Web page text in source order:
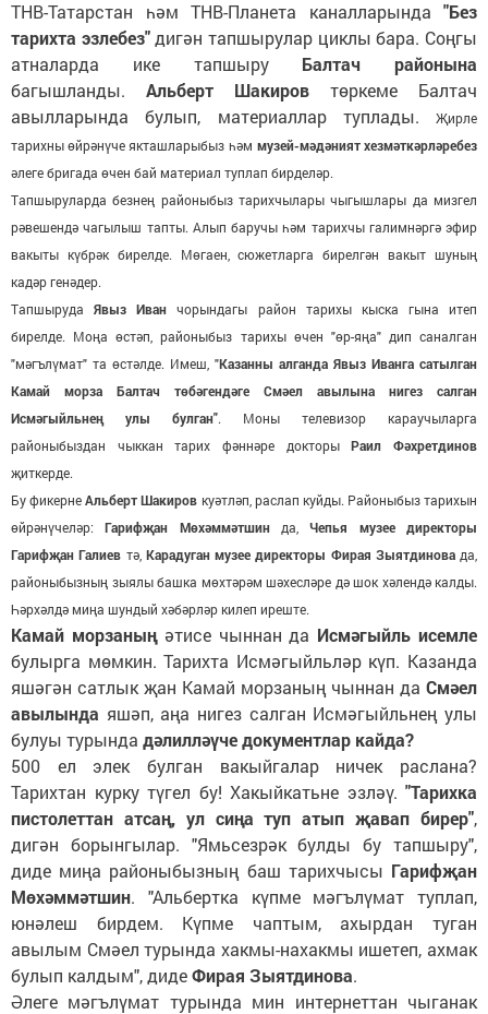
ТНВ-Татарстан һәм ТНВ-Планета каналларында "Без
тарихта эзлебез"дигән тапшырулар циклы бара. Соңгы
атналарда ике тапшыру Балтач районына
багышланды. Альберт Шакиров төркеме Балтач
авылларында булып, материаллар туплады.
Җирле
тарихны өйрәнүче якташларыбыз һәм музей-мәдәният хезмәткәрләребез
әлеге бригада өчен бай материал туплап бирделәр.
Тапшыруларда безнең районыбыз тарихчылары чыгышлары да мизгел
рәвешендә чагылыш тапты. Алып баручы һәм тарихчы галимнәргә эфир
вакыты күбрәк бирелде. Мөгаен, сюжетларга бирелгән вакыт шуның
кадәр генәдер.
ТапшырудаЯвыз Иван чорындагы район тарихы кыска гына итеп
бирелде. Моңа өстәп, районыбыз тарихы өчен "өр-яңа" дип саналган
"мәгълүмат" та өстәлде. Имеш, "Казанны алганда Явыз Иванга сатылган
Камай морза Балтач төбәгендәге Смәел авылына нигез салган
Исмәгыйльнең улы булган". Моны телевизор караучыларга
районыбыздан чыккан тарих фәннәре докторыРаил Фәхретдинов
җиткерде.
Бу фикернеАльберт Шакиров куәтләп, раслап куйды. Районыбыз тарихын
өйрәнүчеләр:Гарифҗан Мөхәммәтшинда,Чепья музее директоры
Гарифҗан Галиев тә, Карадуган музее директоры Фирая Зыятдиновада,
районыбызның зыялы башка мөхтәрәм шәхесләре дә шок хәлендә калды.
Һәрхәлдә миңа шундый хәбәрләр килеп иреште.
Камай морзаныңәтисе чыннан да Исмәгыйль исемле
булырга мөмкин. Тарихта Исмәгыйльләр күп. Казанда
яшәгән сатлык җан Камай морзаның чыннан да Смәел
авылында яшәп, аңа нигез салган Исмәгыйльнең улы
булуы турында дәлилләүче документлар кайда?
500 ел элек булган вакыйгалар ничек раслана?
Тарихтан курку түгел бу! Хакыйкатьне эзләү. "Тарихка
пистолеттан атсаң, ул сиңа туп атып җавап бирер",
дигән борынгылар. "Ямьсезрәк булды бу тапшыру",
диде миңа районыбызның баш тарихчысы Гарифҗан
Мөхәммәтшин. "Альбертка күпме мәгълүмат туплап,
юнәлеш бирдем. Күпме чаптым, ахырдан туган
авылым Смәел турында хакмы-нахакмы ишетеп, ахмак
булып калдым", дидеФирая Зыятдинова.
Әлеге мәгълүмат турында мин интернеттан чыганак